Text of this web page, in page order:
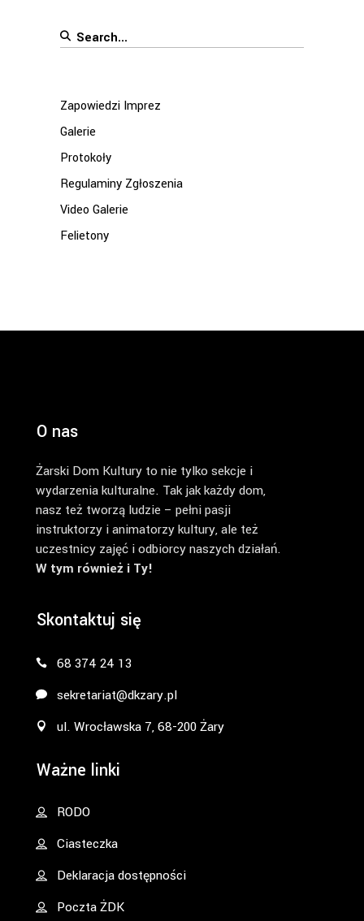
Search
Zapowiedzi Imprez
Galerie
Protokoły
Regulaminy Zgłoszenia
Video Galerie
Felietony
O nas
Żarski Dom Kultury to nie tylko sekcje i
wydarzenia kulturalne. Tak jak każdy dom,
nasz też tworzą ludzie – pełni pasji
instruktorzy i animatorzy kultury, ale też
uczestnicy zajęć i odbiorcy naszych działań.
W tym również i Ty!
Skontaktuj się
68 374 24 13
sekretariat@dkzary.pl
ul. Wrocławska 7, 68-200 Żary
Ważne linki
RODO
Ciasteczka
Deklaracja dostępności
Poczta ŻDK